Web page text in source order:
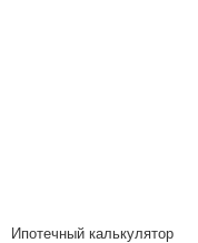
Ипотечный калькулятор